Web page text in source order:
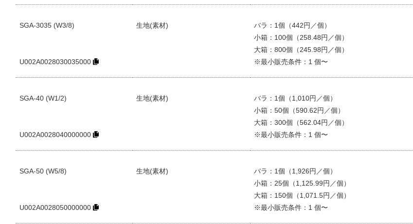
SGA-3035 (W3/8)
U002A0028030035000
生地(素材)
バラ：1個（442円／個）
小箱：100個（258.48円／個）
大箱：800個（245.98円／個）
※最小販売条件：1 個〜
SGA-40 (W1/2)
U002A0028040000000
生地(素材)
バラ：1個（1,010円／個）
小箱：50個（590.62円／個）
大箱：300個（562.04円／個）
※最小販売条件：1 個〜
SGA-50 (W5/8)
U002A0028050000000
生地(素材)
バラ：1個（1,926円／個）
小箱：25個（1,125.99円／個）
大箱：150個（1,071.5円／個）
※最小販売条件：1 個〜